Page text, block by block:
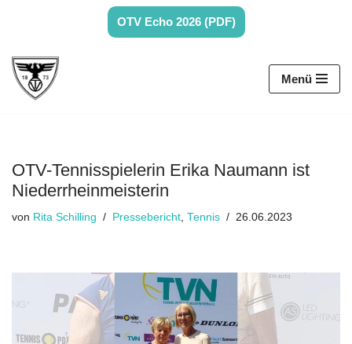
Inhalt
springen
OTV Echo 2026 (PDF)
Menü
OTV-Tennisspielerin Erika Naumann ist
Niederrheinmeisterin
von Rita Schilling Pressebericht, Tennis 26.06.2023